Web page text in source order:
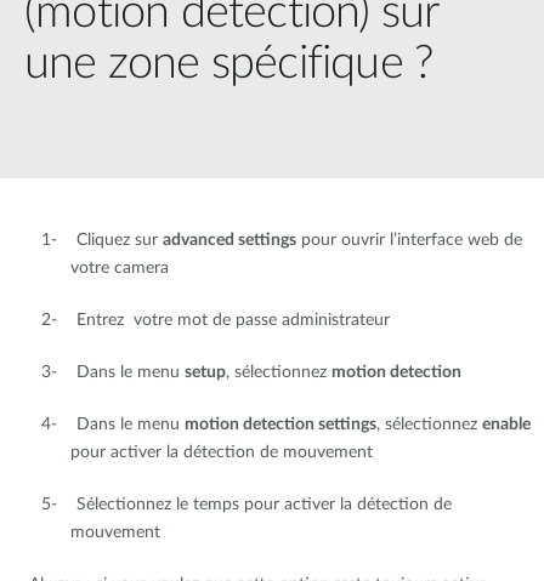
(motion detection) sur
une zone spécifique ?
1- Cliquez sur advanced settings pour ouvrir l’interface web de
votre camera
2- Entrez votre mot de passe administrateur
3- Dans le menu setup, sélectionnez motion detection
4- Dans le menu motion detection settings, sélectionnez enable
pour activer la détection de mouvement
5- Sélectionnez le temps pour activer la détection de
mouvement